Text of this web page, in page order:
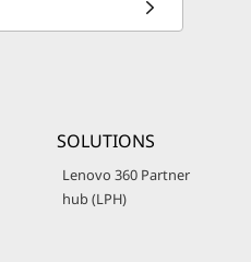
SOLUTIONS
Lenovo 360 Partner
hub (LPH)